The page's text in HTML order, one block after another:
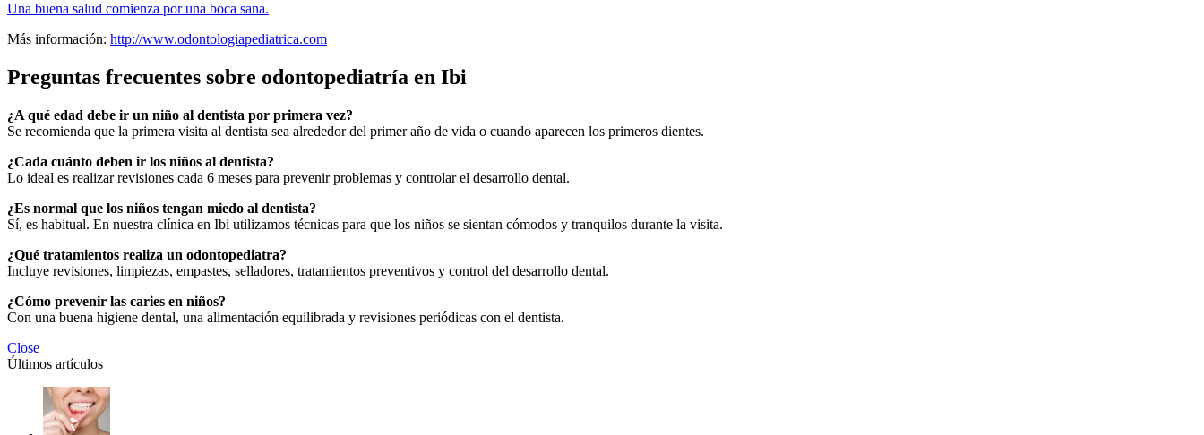
Una buena salud comienza por una boca sana.
Más información: http://www.odontologiapediatrica.com
Preguntas frecuentes sobre odontopediatría en Ibi
¿A qué edad debe ir un niño al dentista por primera vez?
Se recomienda que la primera visita al dentista sea alrededor del primer año de vida o cuando aparecen los primeros dientes.
¿Cada cuánto deben ir los niños al dentista?
Lo ideal es realizar revisiones cada 6 meses para prevenir problemas y controlar el desarrollo dental.
¿Es normal que los niños tengan miedo al dentista?
Sí, es habitual. En nuestra clínica en Ibi utilizamos técnicas para que los niños se sientan cómodos y tranquilos durante la visita.
¿Qué tratamientos realiza un odontopediatra?
Incluye revisiones, limpiezas, empastes, selladores, tratamientos preventivos y control del desarrollo dental.
¿Cómo prevenir las caries en niños?
Con una buena higiene dental, una alimentación equilibrada y revisiones periódicas con el dentista.
Close
Últimos artículos